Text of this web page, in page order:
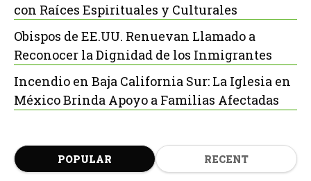
con Raíces Espirituales y Culturales
Obispos de EE.UU. Renuevan Llamado a
Reconocer la Dignidad de los Inmigrantes
Incendio en Baja California Sur: La Iglesia en
México Brinda Apoyo a Familias Afectadas
POPULAR RECENT